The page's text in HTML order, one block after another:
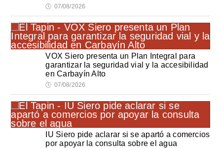
🕔 07/08/2026
VOX Siero presenta un Plan Integral para
garantizar la seguridad vial y la accesibilidad
en Carbayín Alto
🕔 07/08/2026
IU Siero pide aclarar si se apartó a comercios
por apoyar la consulta sobre el agua